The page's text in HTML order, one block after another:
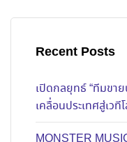
Recent Posts
เปิดกลยุทธ์ “ทีมขา
เคลื่อนประเทศสู่เวที
MONSTER